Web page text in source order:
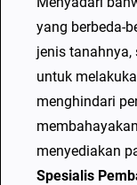
yang berbeda-
jenis
untuk
menghindari
menyediakan
Spesialis